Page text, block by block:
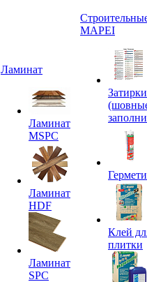
Ламинат
Ламинат
MSPC
Ламинат
HDF
Ламинат
SPC
MAPEI
Затирки
Клей
плитки